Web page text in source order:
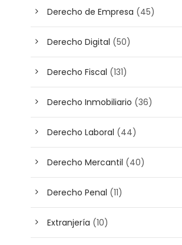
Derecho de Empresa (45)
Derecho Digital (50)
Derecho Fiscal (131)
Derecho Inmobiliario (36)
Derecho Laboral (44)
Derecho Mercantil (40)
Derecho Penal (11)
Extranjería (10)